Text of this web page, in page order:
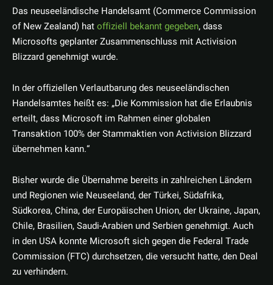
Das neuseeländische Handelsamt (Commerce Commission
of New Zealand) hatoffiziell bekannt gegeben, dass
Microsofts geplanter Zusammenschluss mit Activision
Blizzard genehmigt wurde.
In der offiziellen Verlautbarung des neuseeländischen
Handelsamtes heißt es: „Die Kommission hat die Erlaubnis
erteilt, dass Microsoft im Rahmen einer globalen
Transaktion 100% der Stammaktien von Activision Blizzard
übernehmen kann.“
Bisher wurde die Übernahme bereits in zahlreichen Ländern
und Regionen wie Neuseeland, der Türkei, Südafrika,
Südkorea, China, der Europäischen Union, der Ukraine, Japan,
Chile, Brasilien, Saudi-Arabien und Serbien genehmigt. Auch
in den USA konnte Microsoft sich gegen die Federal Trade
Commission (FTC) durchsetzen, die versucht hatte, den Deal
zu verhindern.